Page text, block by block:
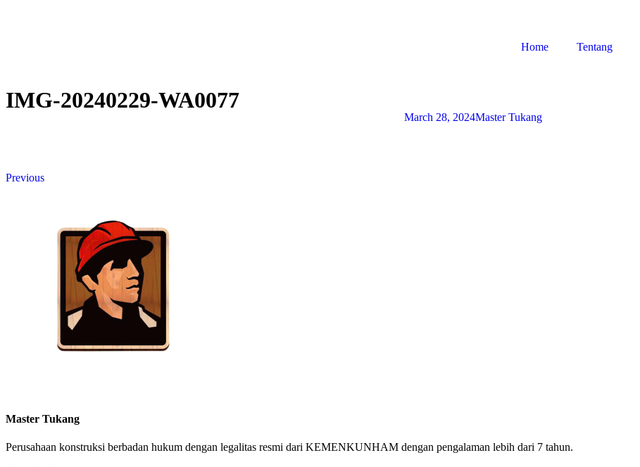
Home Tentang
IMG-20240229-WA0077
March 28, 2024Master Tukang
Previous
Master Tukang
Perusahaan konstruksi berbadan hukum dengan legalitas resmi dari KEMENKUNHAM dengan pengalaman lebih dari 7 tahun.